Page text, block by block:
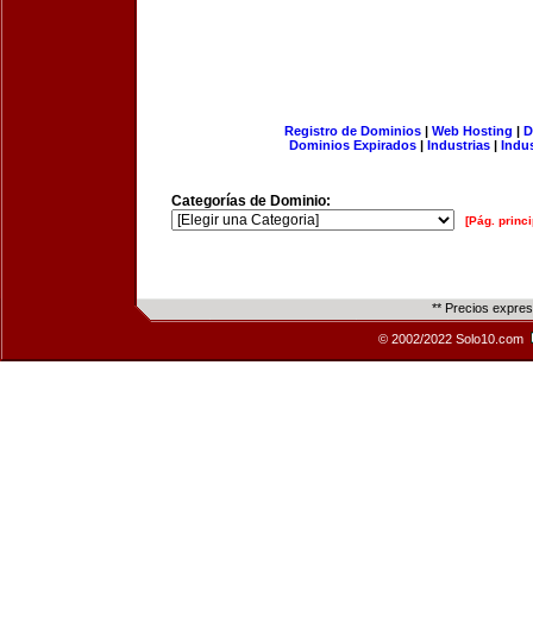
Registro de Dominios| Web Hosting |
Dominios Expirados | Industrias |
Categorías de Dominio:
[Pág.
** Precios
© 2002/2022 Solo10.com